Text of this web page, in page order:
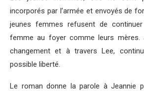
incorporés par l’armée et envoyés de
jeunes femmes refusent de
femme au foyer comme leurs mères.
changement et à travers Lee,
possible liberté.
Le roman donne la parole à Jeannie